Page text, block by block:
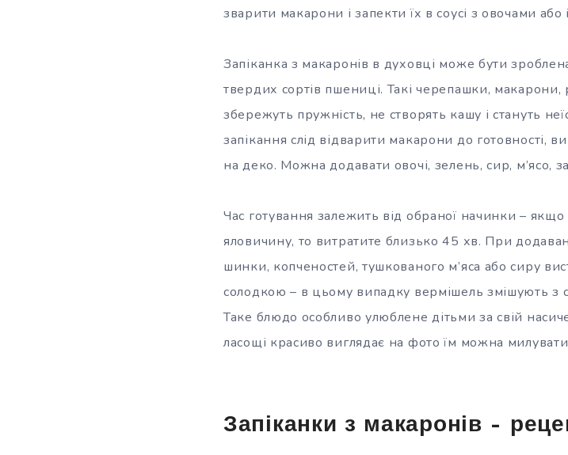
зварити макарони і запекти їх в соусі з овочами
Запіканка з макаронів в духовці може бути
твердих сортів пшениці. Такі черепашки,
збережуть пружність, не створять кашу і стануть
запікання слід відварити макарони до готовності,
на деко. Можна додавати овочі, зелень, сир, м’ясо,
Час готування залежить від обраної начинки –
яловичину, то витратите близько 45 хв. При
шинки, копченостей, тушкованого м’яса або сиру
солодкою – в цьому випадку вермішель змішують з
Таке блюдо особливо улюблене дітьми за свій
ласощі красиво виглядає на фото їм можна
Запіканки з макаронів –